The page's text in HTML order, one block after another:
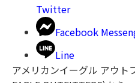
Twitter
Facebook
Line
アメリカンイーグル アウト